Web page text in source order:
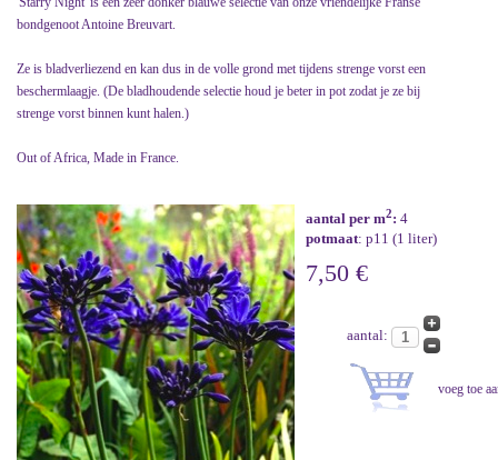
bondgenoot Antoine Breuvart.
Ze is bladverliezend en kan dus in de volle grond met tijdens strenge vorst een
beschermlaagje. (De bladhoudende selectie houd je beter in pot zodat je ze bij
strenge vorst binnen kunt halen.)
Out of Africa, Made in France.
aantal per m2: 4
potmaat: p11 (1 liter)
7,50 €
aantal: